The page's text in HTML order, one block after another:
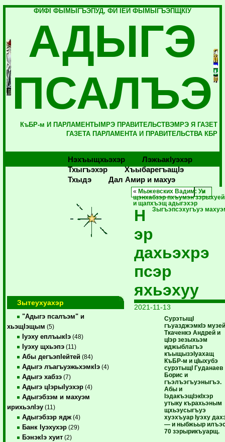
ФИФI ФЫМЫГЪЭПУД, ФИ IЕЙ ФЫМЫГЪЭПЩКIУ
АДЫГЭ
ПСАЛЪЭ
КъБР-м И ПАРЛАМЕНТЫМРЭ ПРАВИТЕЛЬСТВЭМРЭ Я ГАЗЕТ
ГАЗЕТА ПАРЛАМЕНТА И ПРАВИТЕЛЬСТВА КБР
Нэхъыщхьэхэр
Лэжьакlуэхэр
Тхыгъэхэр
Хъыбарегъащlэ
Тхыдэ
Дал Амир и махуэ
Зытеухуахэр
"Адыгэ псалъэм" и
хьэщIэщым (5)
Iуэху еплъыкIэ (48)
Iуэху щхьэпэ (11)
Абы дегъэпIейтей (84)
Адыгэ лъагъуэжьхэмкIэ (4)
Адыгэ хабзэ (7)
Адыгэ цIэрыIуэхэр (4)
Адыгэбзэм и махуэм
ирихьэлIэу (11)
Адыгэбзэр ядж (4)
Банк Iуэхухэр (29)
БэнэкIэ хуит (2)
« Мыжевских Вадим: Уи
щэнхабзэр пхъумэн
и щапхъэщ адыгэхэр
Зыгъэпсэхугъуэ
Н
эр
дахьэхрэ
псэр
яхьэхуу
2021-11-13
СурэтыщI
гъуазджэмкIэ
Ткаченкэ Андрей и
цIэр зезыхьэм
иджыблагъэ
къыщызэIуахащ
КъБР-м и цIыхубэ
сурэтыщI Гуданаев
Борис и
гъэлъэгъуэныгъэ.
Абы и
IэдакъэщIэкIхэр
утыку кърахьэным
щхьэусыгъуэ
хуэхъуар Iуэху
— и ныбжьыр
70 зэрырикъуарщ.